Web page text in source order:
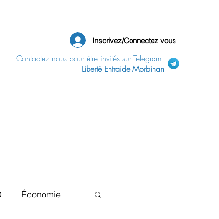
Inscrivez/Connectez vous
Contactez nous pour être invités sur Telegram:
Liberté Entraide Morbihan
Économie